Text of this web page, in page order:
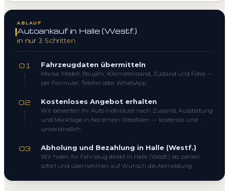
ABLAUF
Autoankauf in Halle (Westf.)
in nur 3 Schritten
01 Fahrzeugdaten übermitteln
Marke, Modell, Baujahr, Kilometerstand, Zustand und Fotos —
per Formular, Telefon oder WhatsApp
02 Kostenloses Angebot erhalten
Wir bewerten Ihr Auto individuell nach Zustand, Ausstattung
und Marktlage in Nordrhein-Westfalen — kostenlos und
unverbindlich
03 Abholung und Bezahlung in Halle (Westf.)
Wir holen Ihr Fahrzeug direkt in Halle (Westf.) ab, zahlen
sofort und übernehmen auf Wunsch die Abmeldung